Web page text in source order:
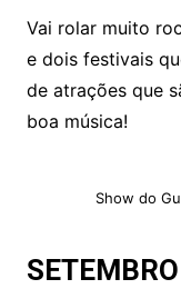
Vai rolar muito
e dois festivais
de atrações que
boa música!
Show do
SETEMBRO